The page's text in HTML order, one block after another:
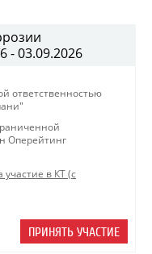
- 03.09.2026
ответственностью
Оперейтинг
в КТ (с
ПРИНЯТЬ УЧАСТИЕ